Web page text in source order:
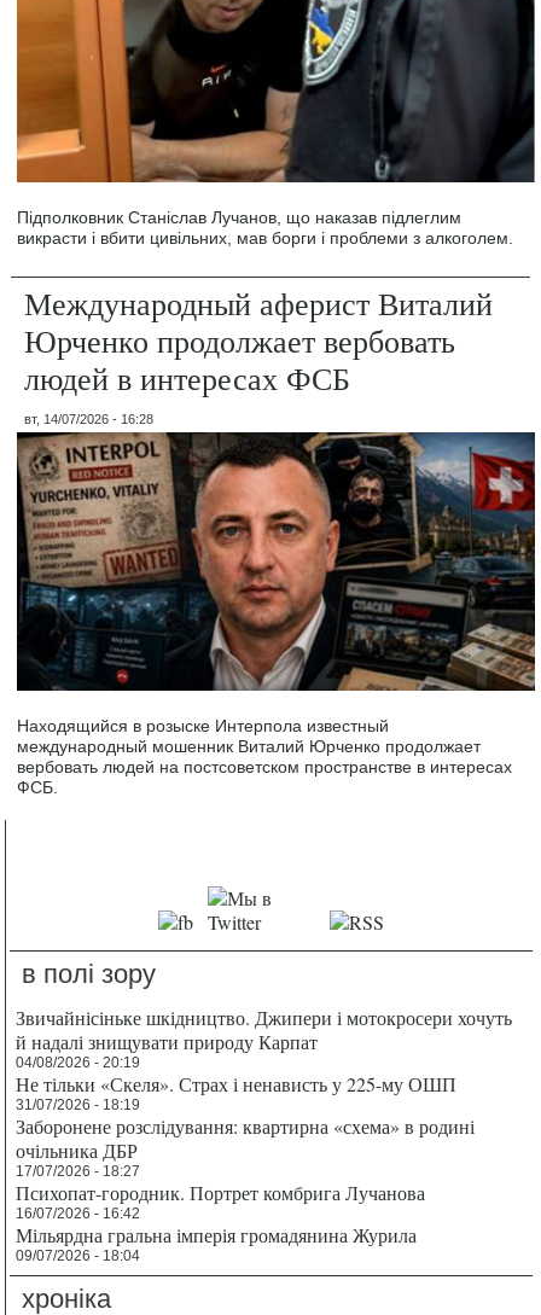
Підполковник Станіслав Лучанов, що наказав підлеглим
викрасти і вбити цивільних, мав борги і проблеми з алкоголем.
Международный аферист Виталий
Юрченко продолжает вербовать
людей в интересах ФСБ
вт, 14/07/2026 - 16:28
Находящийся в розыске Интерпола известный
международный мошенник Виталий Юрченко продолжает
вербовать людей на постсоветском пространстве в интересах
ФСБ.
в полі зору
Звичайнісіньке шкідництво. Джипери і мотокросери хочуть
й надалі знищувати природу Карпат
04/08/2026 - 20:19
Не тільки «Скеля». Страх і ненависть у 225-му ОШП
31/07/2026 - 18:19
Заборонене розслідування: квартирна «схема» в родині
очільника ДБР
17/07/2026 - 18:27
Психопат-городник. Портрет комбрига Лучанова
16/07/2026 - 16:42
Мільярдна гральна імперія громадянина Журила
09/07/2026 - 18:04
хроніка